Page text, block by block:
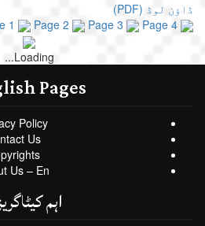
ڈاؤن لوڈ
1
Page 2 Page 3 Page 4
Loading...
Pages
Policy
Us
Us – En
اہم کیٹاگریز